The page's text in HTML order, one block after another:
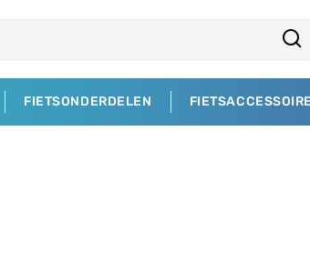
FIETSONDERDELEN